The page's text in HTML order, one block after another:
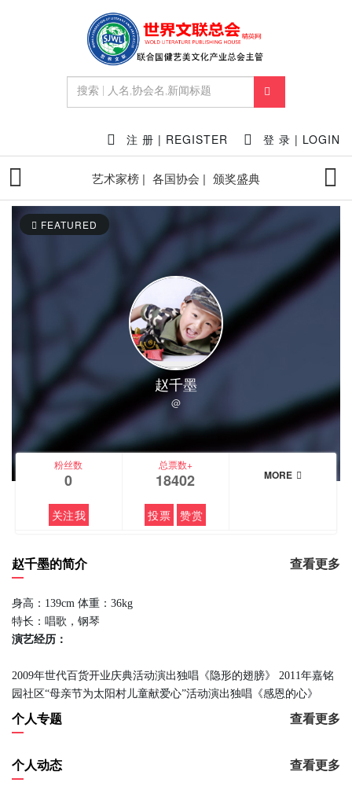
注 册 | REGISTER 登 录 | LOGIN
艺术家榜 | 各国协会 | 颁奖盛典
FEATURED
赵千墨
@
粉丝数
0
关注我
总票数+
18402
投票 赞赏
MORE
赵千墨的简介 查看更多
身高：139cm 体重：36kg
特长：唱歌，钢琴
演艺经历：
2009年世代百货开业庆典活动演出独唱《隐形的翅膀》 2011年嘉铭
园社区“母亲节为太阳村儿童献爱心”活动演出独唱《感恩的心》
个人专题 查看更多
个人动态 查看更多